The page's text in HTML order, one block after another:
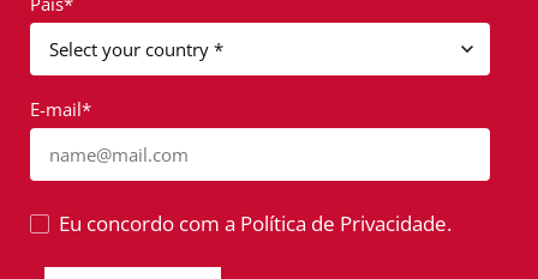
E-mail*
name@mail.com
Eu concordo com a Política de Privacidade.